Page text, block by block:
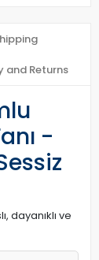
and Returns
-
dayanıklı ve